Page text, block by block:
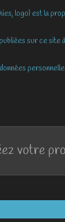
logo) est la
sur ce
votre